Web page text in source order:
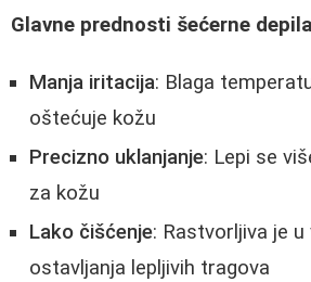
Glavne prednosti šećerne
Manja iritacija: Blaga
oštećuje kožu
Precizno uklanjanje: Lepi se
za kožu
Lako čišćenje: Rastvorljiva je u
ostavljanja lepljivih tragova